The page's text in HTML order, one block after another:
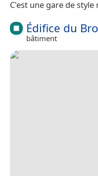
C'est une gare de style
Édifice du
bâtiment